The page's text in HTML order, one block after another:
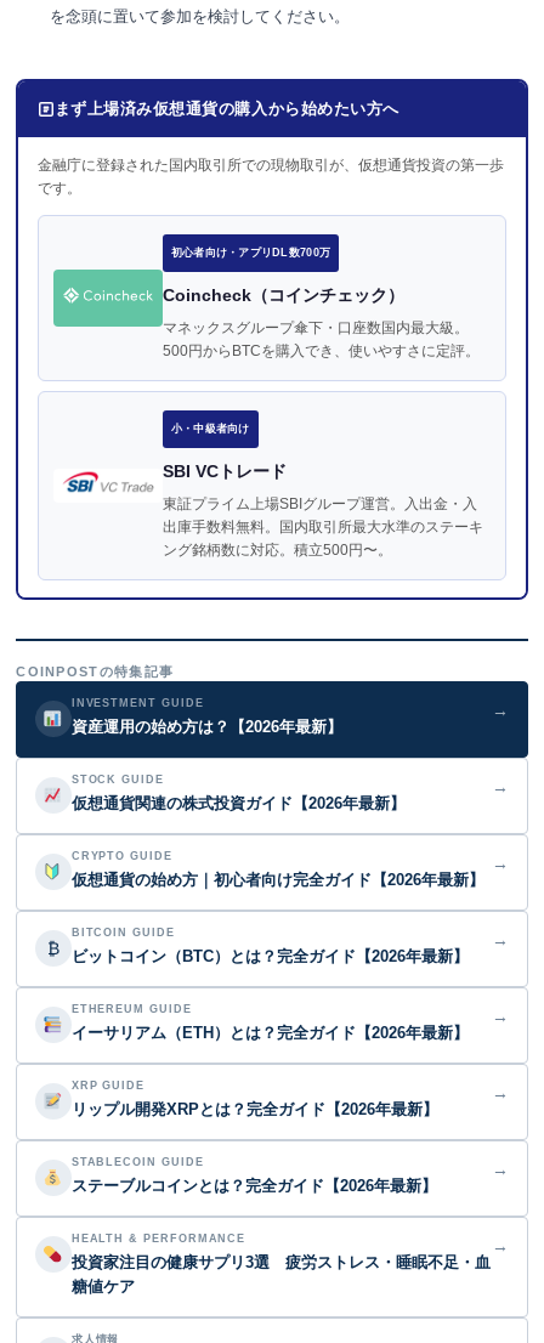
を念頭に置いて参加を検討してください。
まず上場済み仮想通貨の購入から始めたい方へ
金融庁に登録された国内取引所での現物取引が、仮想通貨投資の第一歩
です。
初心者向け・アプリDL数700万
Coincheck（コインチェック）
マネックスグループ傘下・口座数国内最大級。
500円からBTCを購入でき、使いやすさに定評。
小・中級者向け
SBI VCトレード
東証プライム上場SBIグループ運営。入出金・入
出庫手数料無料。国内取引所最大水準のステーキ
ング銘柄数に対応。積立500円〜。
COINPOSTの特集記事
INVESTMENT GUIDE
資産運用の始め方は？【2026年最新】
→
STOCK GUIDE
仮想通貨関連の株式投資ガイド【2026年最新】
→
CRYPTO GUIDE
仮想通貨の始め方｜初心者向け完全ガイド【2026年最新】
→
₿
BITCOIN GUIDE
ビットコイン（BTC）とは？完全ガイド【2026年最新】
→
ETHEREUM GUIDE
イーサリアム（ETH）とは？完全ガイド【2026年最新】
→
XRP GUIDE
リップル開発XRPとは？完全ガイド【2026年最新】
→
STABLECOIN GUIDE
ステーブルコインとは？完全ガイド【2026年最新】
→
HEALTH & PERFORMANCE
投資家注目の健康サプリ3選 疲労ストレス・睡眠不足・血
糖値ケア
→
求人情報